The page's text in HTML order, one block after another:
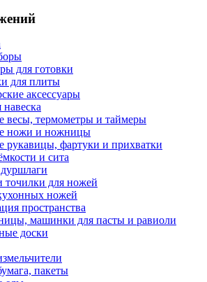
для готовки
для плиты
аксессуары
весы, термометры и таймеры
ножи и ножницы
рукавицы, фартуки и прихватки
и сита
точилки для ножей
ножей
пространства
машинки для пасты и равиоли
доски
пакеты